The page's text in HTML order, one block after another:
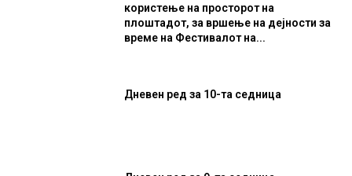
користење на просторот на
плоштадот, за вршење на дејности за
време на Фестивалот на...
Дневен ред за 10-та седница